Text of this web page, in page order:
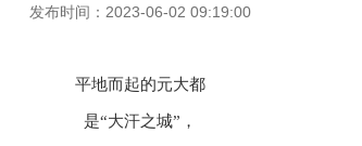
发布时间：2023-06-02 09:19:00
平地而起的元大都
是“大汗之城”，